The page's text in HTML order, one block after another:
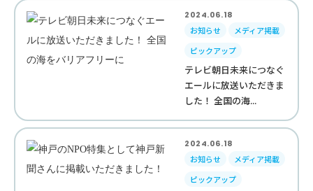
2024.06.18
お知らせ
メディア掲載
ピックアップ
テレビ朝日未来につなぐ
エールに放送いただきま
した！ 全国の海...
2024.06.18
お知らせ
メディア掲載
ピックアップ